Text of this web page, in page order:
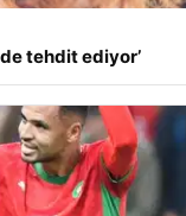
tehdit ediyor’